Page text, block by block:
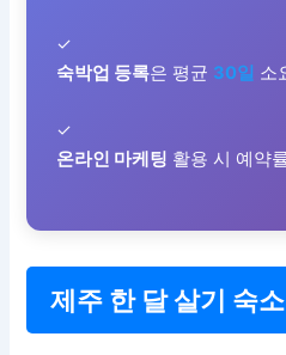
✓
숙박업 등록은 평균 30일 소
✓
온라인 마케팅 활용 시 예약
제주 한 달 살기 숙